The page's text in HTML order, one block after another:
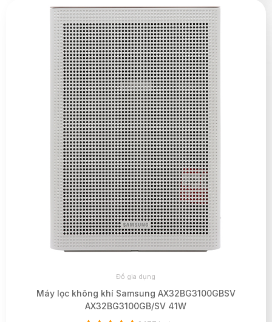
Đồ gia dụng
Máy lọc không khí Samsung AX32BG3100GBSV
AX32BG3100GB/SV 41W